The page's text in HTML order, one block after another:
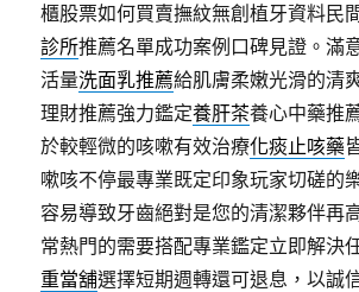
櫃股票如何買賣撫紋無創植牙資料民
診所推薦名單成功案例口碑見證。滿
活量洗面乳推薦給肌膚柔嫩光滑的清
理財推薦強力鑑定養肝茶養心中藥推
於較輕微的咳嗽有效治療化痰止咳藥
嗽咳不停最專業既定印象玩家切磋的
容易導致牙齒絕對是您的清潔夥伴再
常熱門的需要搭配專業鑑定立即解決
重當舖選擇短期週轉還可退息，以誠